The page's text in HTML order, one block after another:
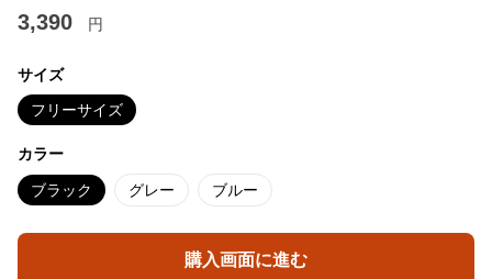
3,390 円
サイズ
フリーサイズ
カラー
ブラック グレー ブルー
購入画面に進む